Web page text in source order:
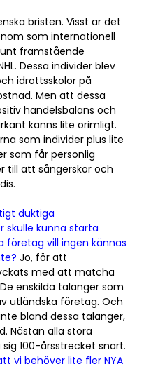
bristen. Visst är det
som internationell
framstående
Dessa individer blev
idrottsskolor på
Men att dessa
handelsbalans och
känns lite orimligt.
som individer plus lite
som får personlig
till att sångerskor och
duktiga
kunna starta
företag vill ingen kännas
Jo, för att
med att matcha
enskilda talanger som
utländska företag. Och
bland dessa talanger,
Nästan alla stora
100-årsstrecket snart.
vi behöver lite fler NYA